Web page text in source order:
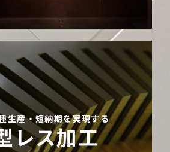
生産・短納期を実現する
レス加工